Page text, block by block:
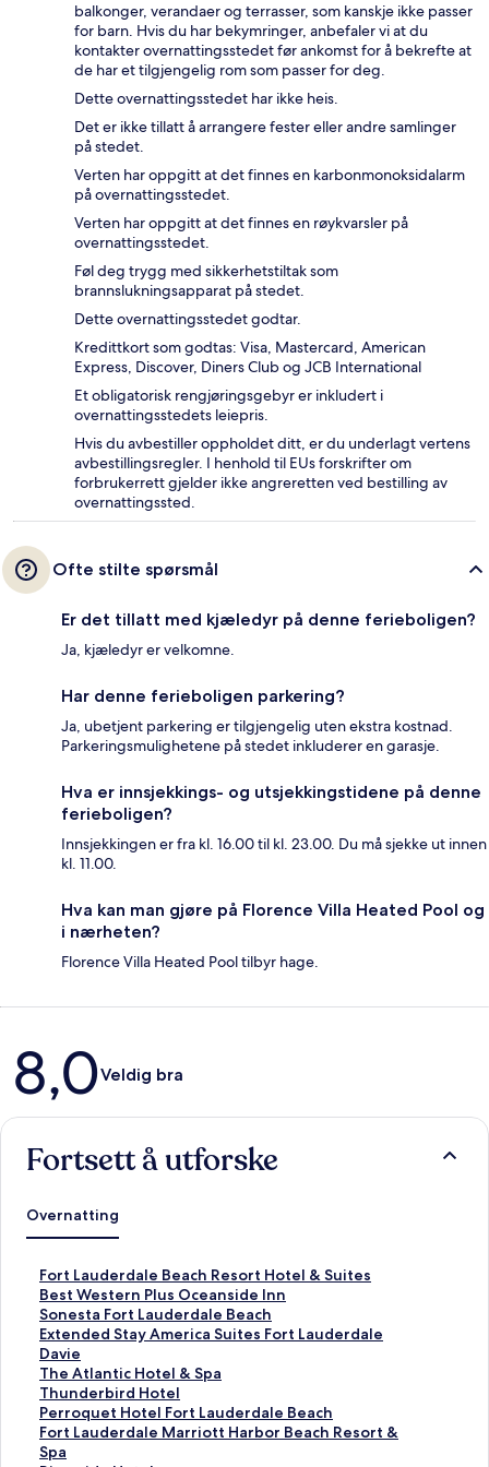
balkonger, verandaer og terrasser, som kanskje ikke passer
for barn. Hvis du har bekymringer, anbefaler vi at du
kontakter overnattingsstedet før ankomst for å bekrefte at
de har et tilgjengelig rom som passer for deg.
Dette overnattingsstedet har ikke heis.
Det er ikke tillatt å arrangere fester eller andre samlinger
på stedet.
Verten har oppgitt at det finnes en karbonmonoksidalarm
på overnattingsstedet.
Verten har oppgitt at det finnes en røykvarsler på
overnattingsstedet.
Føl deg trygg med sikkerhetstiltak som
brannslukningsapparat på stedet.
Dette overnattingsstedet godtar.
Kredittkort som godtas: Visa, Mastercard, American
Express, Discover, Diners Club og JCB International
Et obligatorisk rengjøringsgebyr er inkludert i
overnattingsstedets leiepris.
Hvis du avbestiller oppholdet ditt, er du underlagt vertens
avbestillingsregler. I henhold til EUs forskrifter om
forbrukerrett gjelder ikke angreretten ved bestilling av
overnattingssted.
Ofte stilte spørsmål
Er det tillatt med kjæledyr på denne ferieboligen?
Ja, kjæledyr er velkomne.
Har denne ferieboligen parkering?
Ja, ubetjent parkering er tilgjengelig uten ekstra kostnad.
Parkeringsmulighetene på stedet inkluderer en garasje.
Hva er innsjekkings- og utsjekkingstidene på denne
ferieboligen?
Innsjekkingen er fra kl. 16.00 til kl. 23.00. Du må sjekke ut innen
kl. 11.00.
Hva kan man gjøre på Florence Villa Heated Pool og
i nærheten?
Florence Villa Heated Pool tilbyr hage.
Anmeldelser
8,0Veldig bra
Fortsett å utforske
Overnatting
Fort Lauderdale Beach Resort Hotel & Suites
L
i
n
k
s
o
m
å
p
n
Best Western Plus Oceanside Inn
L
i
n
k
s
o
m
å
p
Sonesta Fort Lauderdale Beach
L
i
n
k
s
o
m
å
Extended Stay America Suites Fort Lauderdale
Davie
L
i
n
k
s
o
m
The Atlantic Hotel & Spa
L
i
n
k
s
Thunderbird Hotel
L
i
n
k
Perroquet Hotel Fort Lauderdale Beach
L
i
n
Fort Lauderdale Marriott Harbor Beach Resort &
Spa
L
i